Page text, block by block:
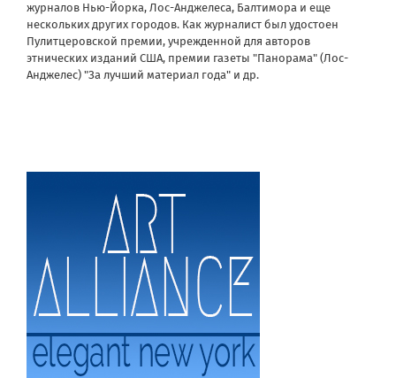
журналов Нью-Йорка, Лос-Анджелеса, Балтимора и еще
нескольких других городов. Как журналист был удостоен
Пулитцеровской премии, учрежденной для авторов
этнических изданий США, премии газеты "Панорама" (Лос-
Анджелес) "За лучший материал года" и др.